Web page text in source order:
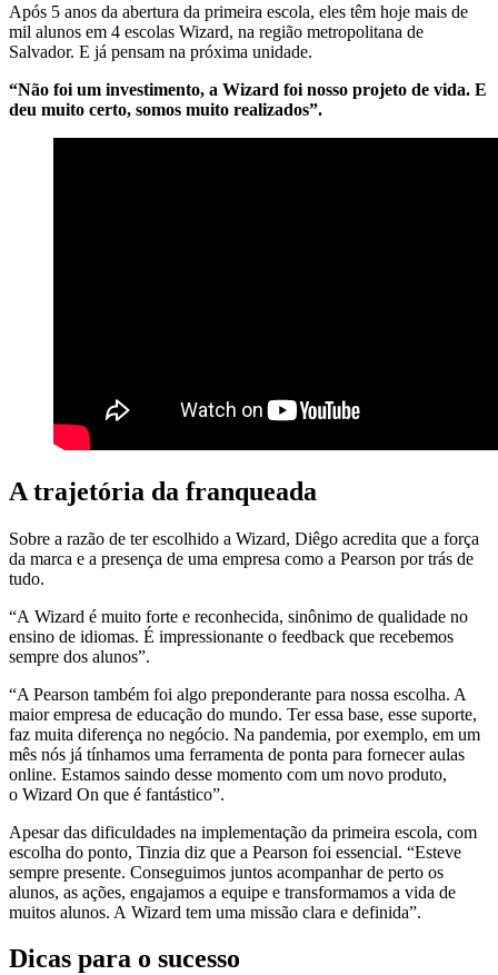
Após 5 anos da abertura da primeira escola, eles têm hoje mais de
mil alunos em 4 escolas Wizard, na região metropolitana de
Salvador. E já pensam na próxima unidade.
“Não foi um investimento, a Wizard foi nosso projeto de vida. E
deu muito certo, somos muito realizados”.
A trajetória da franqueada
Sobre a razão de ter escolhido a Wizard, Diêgo acredita que a força
da marca e a presença de uma empresa como a Pearson por trás de
tudo.
“A Wizard é muito forte e reconhecida, sinônimo de qualidade no
ensino de idiomas. É impressionante o feedback que recebemos
sempre dos alunos”.
“A Pearson também foi algo preponderante para nossa escolha. A
maior empresa de educação do mundo. Ter essa base, esse suporte,
faz muita diferença no negócio. Na pandemia, por exemplo, em um
mês nós já tínhamos uma ferramenta de ponta para fornecer aulas
online. Estamos saindo desse momento com um novo produto,
o Wizard On que é fantástico”.
Apesar das dificuldades na implementação da primeira escola, com
escolha do ponto, Tinzia diz que a Pearson foi essencial. “Esteve
sempre presente. Conseguimos juntos acompanhar de perto os
alunos, as ações, engajamos a equipe e transformamos a vida de
muitos alunos. A Wizard tem uma missão clara e definida”.
Dicas para o sucesso